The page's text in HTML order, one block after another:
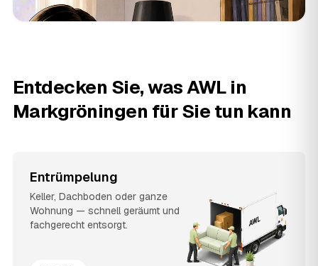
Entdecken Sie, was AWL in
Markgröningen für Sie tun kann
Entrümpelung
Keller, Dachboden oder ganze
Wohnung — schnell geräumt und
fachgerecht entsorgt.